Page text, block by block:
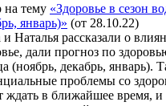
тему «Здоровье в сезон
январь)» (от 28.10.22)
Наталья рассказали о
дали прогноз по
(ноябрь, декабрь, январь).
проблемы со
ждать в ближайшее время,